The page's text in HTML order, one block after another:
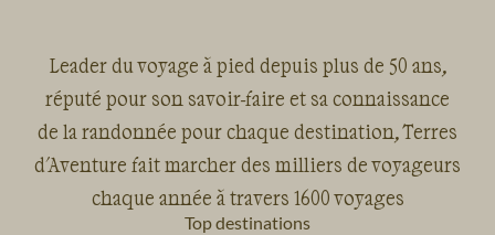
Leader du voyage à pied depuis plus de 50 ans,
réputé pour son savoir-faire et sa connaissance
de la randonnée pour chaque destination, Terres
d'Aventure fait marcher des milliers de voyageurs
chaque année à travers 1600 voyages
Top destinations